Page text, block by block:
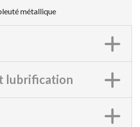
métallique
lubrification